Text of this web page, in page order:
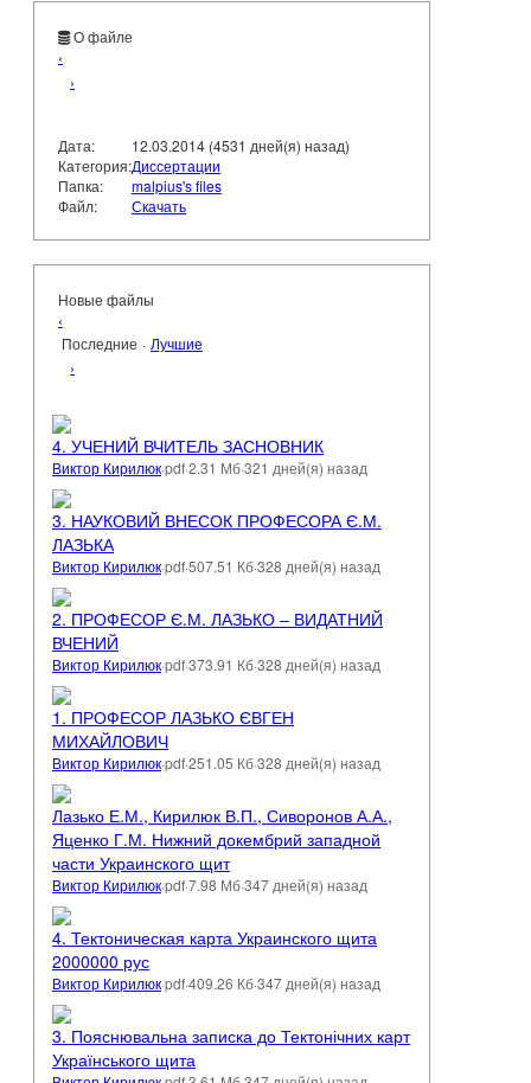
О файле
‹
›
Дата:
12.03.2014 (4531 дней(я) назад)
Категория:Диссертации
Папка:
malpius's files
Файл:
Скачать
Новые файлы
‹
Последние · Лучшие
›
4. УЧЕНИЙ ВЧИТЕЛЬ ЗАСНОВНИК
Виктор Кирилюк·pdf·2.31 Мб·321 дней(я) назад
3. НАУКОВИЙ ВНЕСОК ПРОФЕСОРА Є.М.
ЛАЗЬКА
Виктор Кирилюк·pdf·507.51 Кб·328 дней(я) назад
2. ПРОФЕСОР Є.М. ЛАЗЬКО – ВИДАТНИЙ
ВЧЕНИЙ
Виктор Кирилюк·pdf·373.91 Кб·328 дней(я) назад
1. ПРОФЕСОР ЛАЗЬКО ЄВГЕН
МИХАЙЛОВИЧ
Виктор Кирилюк·pdf·251.05 Кб·328 дней(я) назад
Лазько Е.М., Кирилюк В.П., Сиворонов А.А.,
Яценко Г.М. Нижний докембрий западной
части Украинского щит
Виктор Кирилюк·pdf·7.98 Мб·347 дней(я) назад
4. Тектоническая карта Украинского щита
2000000 рус
Виктор Кирилюк·pdf·409.26 Кб·347 дней(я) назад
3. Пояснювальна записка до Тектонічних карт
Українського щита